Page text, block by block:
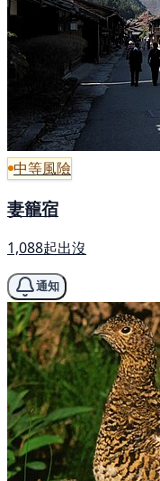
中等風險
妻籠宿
1,088起出沒
通知